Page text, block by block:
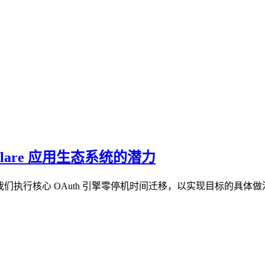
应用生态系统的潜力
执行核心 OAuth 引擎零停机时间迁移，以实现目标的具体做